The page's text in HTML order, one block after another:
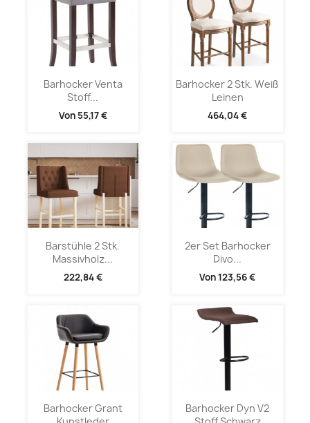
Barhocker Venta
Stoff...
Von 55,17 €
Barhocker 2 Stk. Weiß
Leinen
464,04 €
Barstühle 2 Stk.
Massivholz...
222,84 €
2er Set Barhocker
Divo...
Von123,56 €
Barhocker Grant
Barhocker Dyn V2